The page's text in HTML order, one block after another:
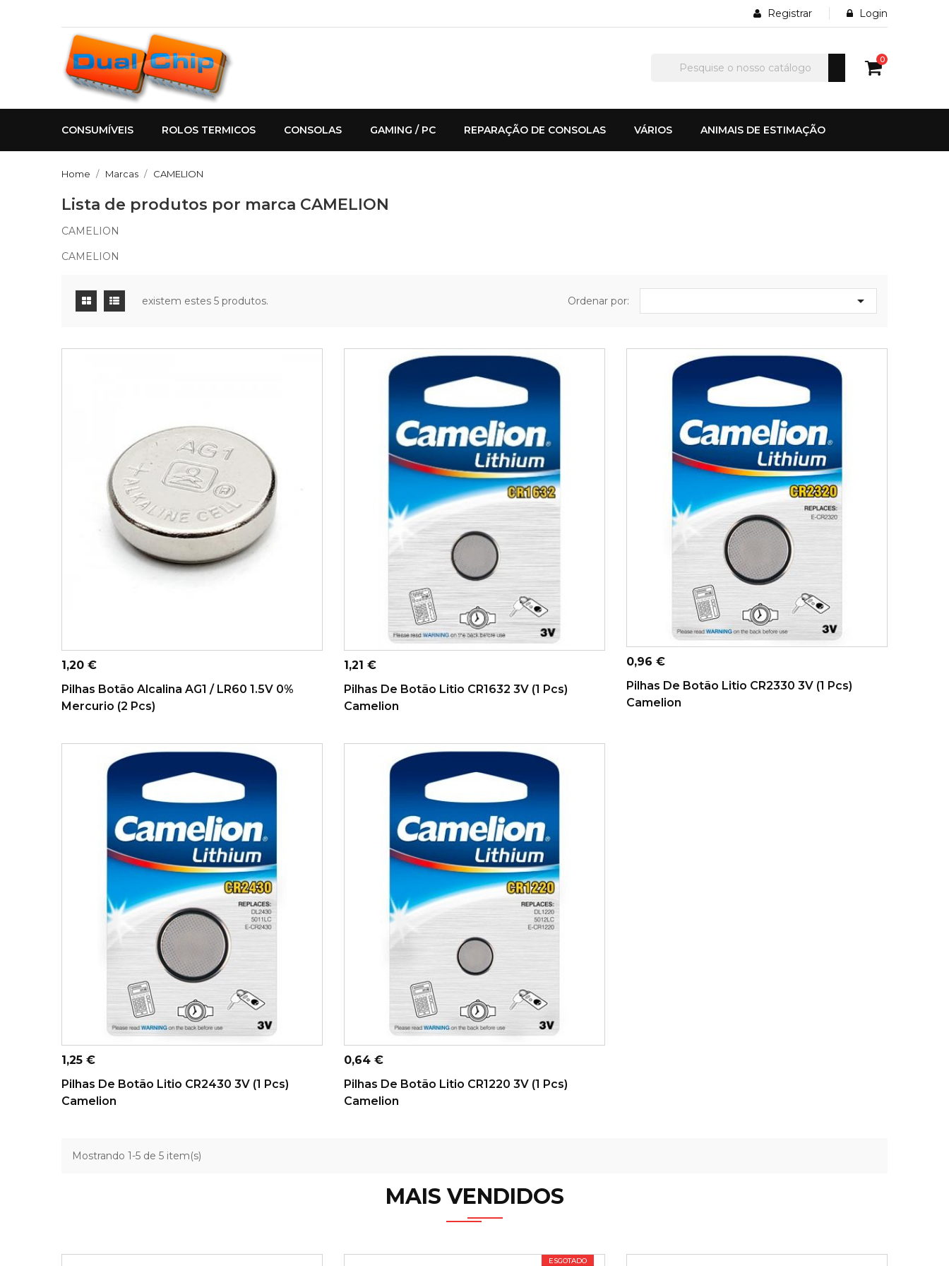
Registrar Login
0
CONSUMÍVEIS ROLOS TERMICOS CONSOLAS GAMING / PC REPARAÇÃO DE CONSOLAS VÁRIOS ANIMAIS DE ESTIMAÇÃO
Home Marcas CAMELION
Lista de produtos por marca CAMELION
CAMELION
CAMELION
existem estes 5 produtos. Ordenar por: 
ADICIONAR AO CARRINHO
Preço
1,20 €
Pilhas Botão Alcalina AG1 / LR60 1.5V 0%
Mercurio (2 Pcs)
ADICIONAR AO CARRINHO
Preço
1,21 €
Pilhas De Botão Litio CR1632 3V (1 Pcs)
Camelion
ADICIONAR AO CARRINHO
Preço
0,96 €
Pilhas De Botão Litio CR2330 3V (1 Pcs)
Camelion
ADICIONAR AO CARRINHO
Preço
1,25 €
Pilhas De Botão Litio CR2430 3V (1 Pcs)
Camelion
ADICIONAR AO CARRINHO
Preço
0,64 €
Pilhas De Botão Litio CR1220 3V (1 Pcs)
Camelion
Mostrando 1-5 de 5 item(s)
MAIS VENDIDOS
ESGOTADO